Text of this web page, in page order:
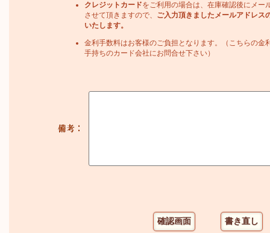
クレジットカードをご利用の場合は、在庫確認後にメー
させて頂きますので、
ご入力頂きましたメールアドレス
いたします。
金利手数料はお客様のご負担となります。（こちらの金
手持ちのカード会社にお問合せ下さい）